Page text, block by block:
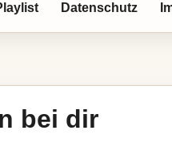
Datenschutz
bei dir